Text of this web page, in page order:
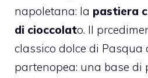
napoletana: la pastiera
di cioccolato. Il
classico dolce di Pasqua
partenopea: una base di